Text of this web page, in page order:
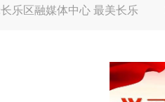
乐区融媒体中心 最美长乐